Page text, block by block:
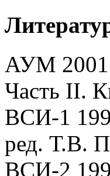
АУМ 2001
Часть II.
ВСИ-1
ред. Т.В.
ВСИ-2